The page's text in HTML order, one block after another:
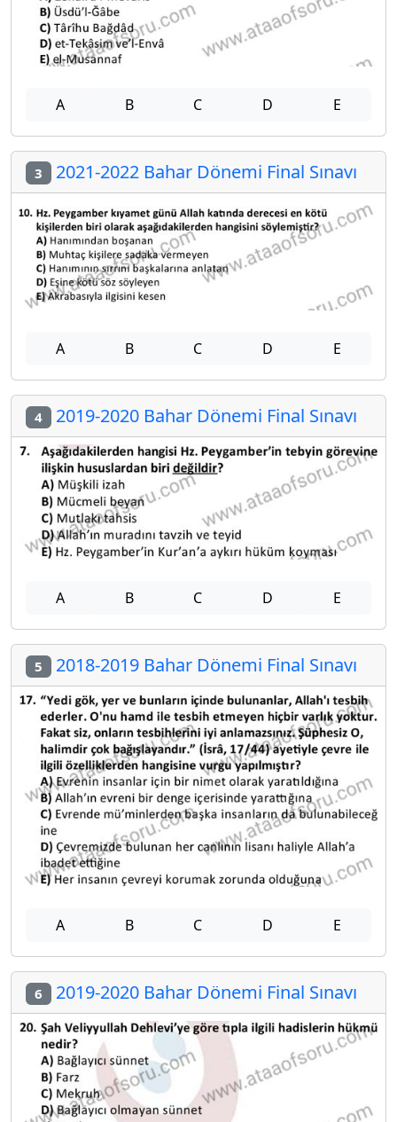
A B C D E
3 2021-2022 Bahar Dönemi Final Sınavı
A B C D E
4 2019-2020 Bahar Dönemi Final Sınavı
A B C D E
5 2018-2019 Bahar Dönemi Final Sınavı
A B C D E
6 2019-2020 Bahar Dönemi Final Sınavı